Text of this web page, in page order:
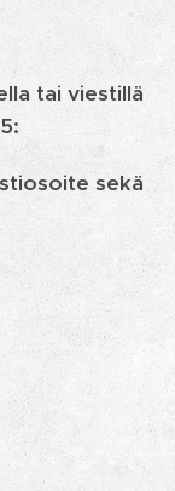
tai viestillä
sekä